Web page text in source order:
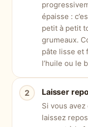
épaisse :
petit à petit
grumeaux.
pâte lisse et
l’huile ou le
Laisser
Si vous
laissez